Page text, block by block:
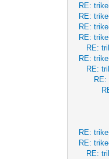
RE:
RE:
RE:
RE:
RE:
RE:
RE:
RE:
RE:
RE:
RE: